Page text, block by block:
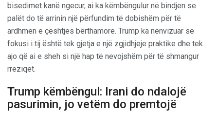
bisedimet kanë ngecur, ai ka këmbëngulur në bindjen se
palët do të arrinin një përfundim të dobishëm për të
ardhmen e çështjes bërthamore. Trump ka nënvizuar se
fokusi i tij është tek gjetja e një zgjidhjeje praktike dhe tek
ajo që ai e sheh si një hap të nevojshëm për të shmangur
rreziqet.
Trump këmbëngul: Irani do ndalojë
pasurimin, jo vetëm do premtojë